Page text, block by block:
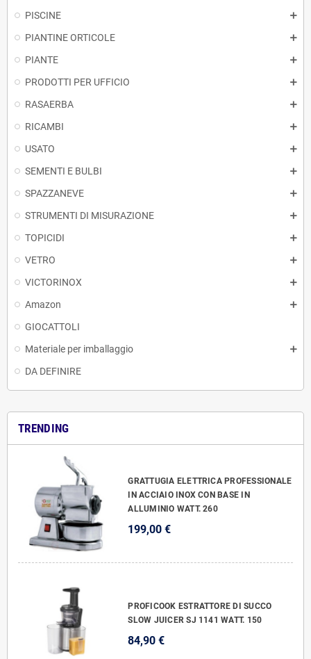
PISCINE
PIANTINE ORTICOLE
PIANTE
PRODOTTI PER UFFICIO
RASAERBA
RICAMBI
USATO
SEMENTI E BULBI
SPAZZANEVE
STRUMENTI DI MISURAZIONE
TOPICIDI
VETRO
VICTORINOX
Amazon
GIOCATTOLI
Materiale per imballaggio
DA DEFINIRE
TRENDING
GRATTUGIA ELETTRICA PROFESSIONALE
IN ACCIAIO INOX CON BASE IN
ALLUMINIO WATT. 260
199,00 €
PROFICOOK ESTRATTORE DI SUCCO
SLOW JUICER SJ 1141 WATT. 150
84,90 €